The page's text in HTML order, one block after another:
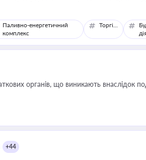
Паливно-енергетичний
комплекс
Торгівля
органів, що виникають внаслідок
+44